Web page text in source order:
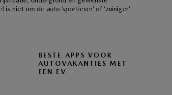
is niet om de auto ‘sportiever’ of ‘zuiniger’
BESTE APPS VOOR
AUTOVAKANTIES MET
EEN EV